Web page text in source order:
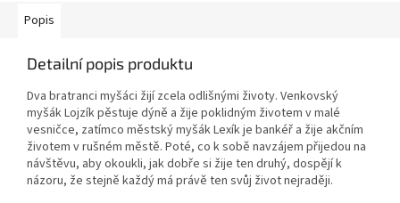
Popis
Detailní popis produktu
Dva bratranci myšáci žijí zcela odlišnými životy. Venkovský
myšák Lojzík pěstuje dýně a žije poklidným životem v malé
vesničce, zatímco městský myšák Lexík je bankéř a žije akčním
životem v rušném městě. Poté, co k sobě navzájem přijedou na
návštěvu, aby okoukli, jak dobře si žije ten druhý, dospějí k
názoru, že stejně každý má právě ten svůj život nejraději.